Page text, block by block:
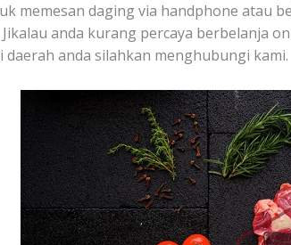
memesan daging via handphone atau
anda kurang percaya berbelanja
daerah anda silahkan menghubungi kami.